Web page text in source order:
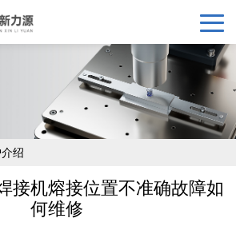
绍
接机熔接位置不准确故障如
何维修